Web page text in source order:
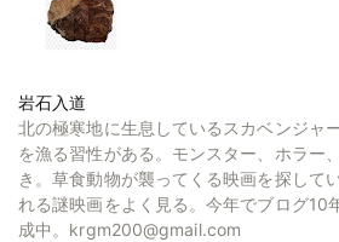
岩石入道
北の極寒地に生息しているスカベンジャ
を漁る習性がある。モンスター、ホラー
き。草食動物が襲ってくる映画を探して
れる謎映画をよく見る。今年でブログ10
成中。krgm200@gmail.com